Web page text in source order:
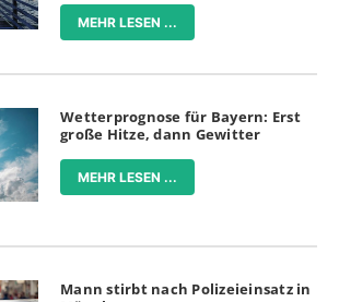
MEHR LESEN ...
Wetterprognose für Bayern: Erst
große Hitze, dann Gewitter
MEHR LESEN ...
Mann stirbt nach Polizeieinsatz in